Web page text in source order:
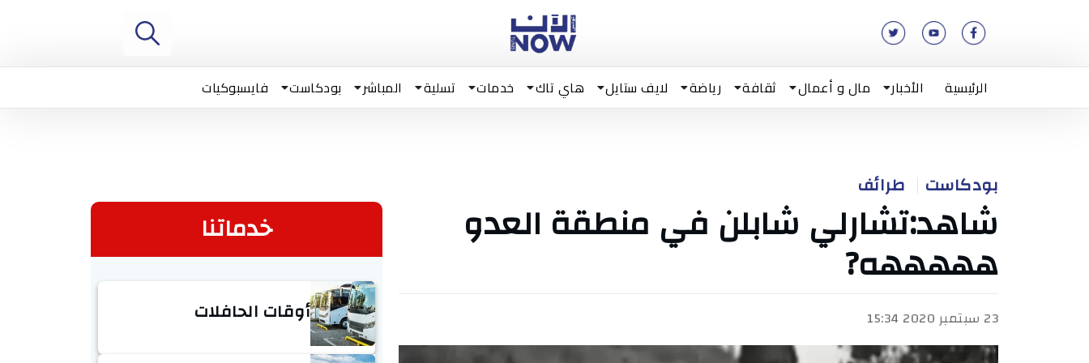
الرئيسية الأخبار مال و أعمال ثقافة رياضة لايف ستايل هاي تاك خدمات تسلية المباشر بودكاست فايسبوكيات
بودكاست طرائف
شاهد:تشارلي شابلن في منطقة العدو
هههههه?
23 سبتمبر 2020 15:34
خدماتنا
أوقات الحافلات